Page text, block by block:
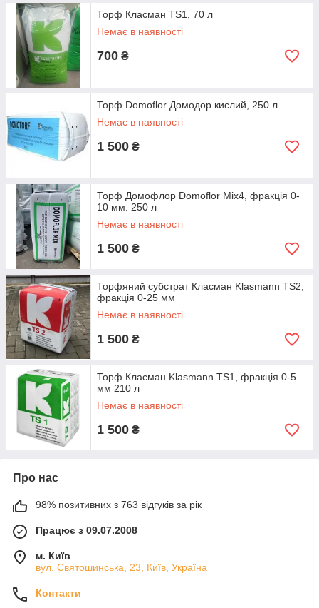
Торф Класман TS1, 70 л
Немає в наявності
700 ₴
Торф Domoflor Домодор кислий, 250 л.
Немає в наявності
1 500 ₴
Торф Домофлор Domoflor Mix4, фракція 0-
10 мм. 250 л
Немає в наявності
1 500 ₴
Торфяний субстрат Класман Klasmann TS2,
фракція 0-25 мм
Немає в наявності
1 500 ₴
Торф Класман Klasmann TS1, фракція 0-5
мм 210 л
Немає в наявності
1 500 ₴
Про нас
98% позитивних з 763 відгуків за рік
Працює з 09.07.2008
м. Київ
вул. Святошинська, 23, Київ, Україна
Контакти